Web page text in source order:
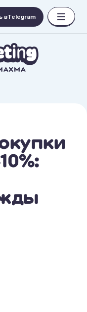
вTelegram